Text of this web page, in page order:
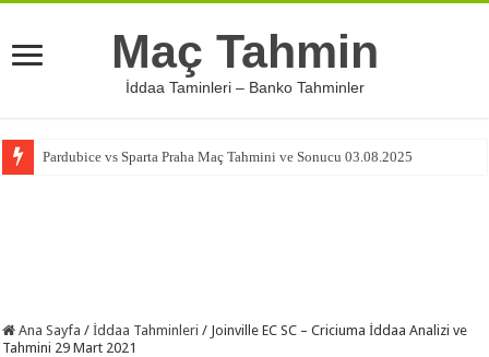
Maç Tahmin
İddaa Taminleri – Banko Tahminler
Pardubice vs Sparta Praha Maç Tahmini ve Sonucu 03.08.2025
Ana Sayfa / İddaa Tahminleri / Joinville EC SC – Criciuma İddaa Analizi ve
Tahmini 29 Mart 2021